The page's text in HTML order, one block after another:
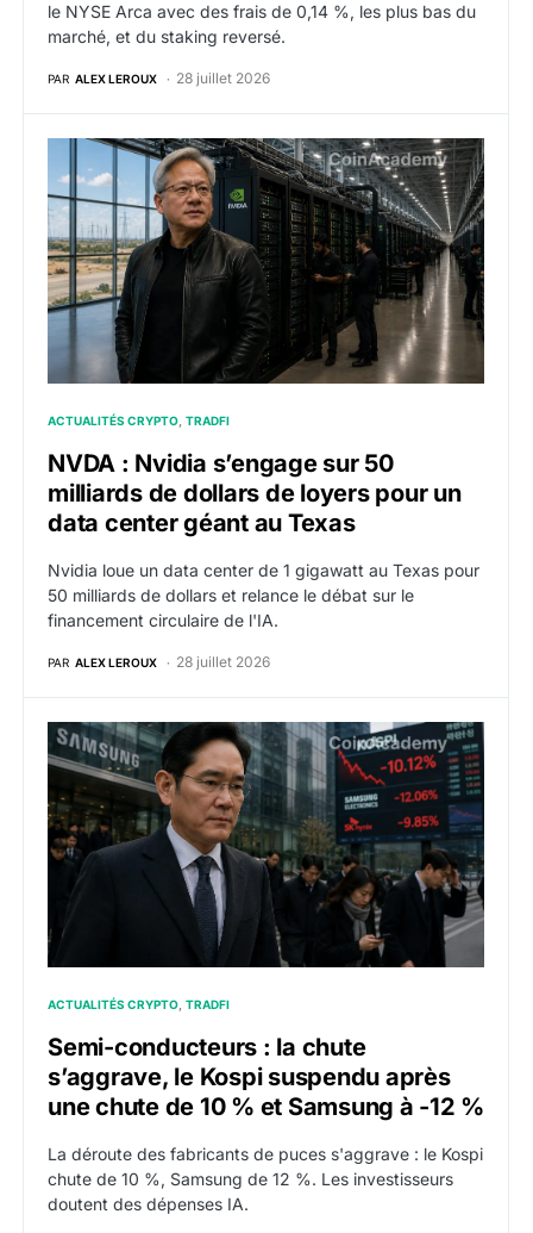
le NYSE Arca avec des frais de 0,14 %, les plus bas du
marché, et du staking reversé.
PAR ALEX LEROUX 28 juillet 2026
NVDA : Nvidia s’engage sur 50 milliards de dollars
ACTUALITÉS CRYPTO TRADFI
NVDA : Nvidia s’engage sur 50
milliards de dollars de loyers pour un
data center géant au Texas
Nvidia loue un data center de 1 gigawatt au Texas pour
50 milliards de dollars et relance le débat sur le
financement circulaire de l'IA.
PAR ALEX LEROUX 28 juillet 2026
Semi-conducteurs : la chute s’aggrave, le Kospi
ACTUALITÉS CRYPTO TRADFI
Semi-conducteurs : la chute
s’aggrave, le Kospi suspendu après
une chute de 10 % et Samsung à -12 %
La déroute des fabricants de puces s'aggrave : le Kospi
chute de 10 %, Samsung de 12 %. Les investisseurs
doutent des dépenses IA.